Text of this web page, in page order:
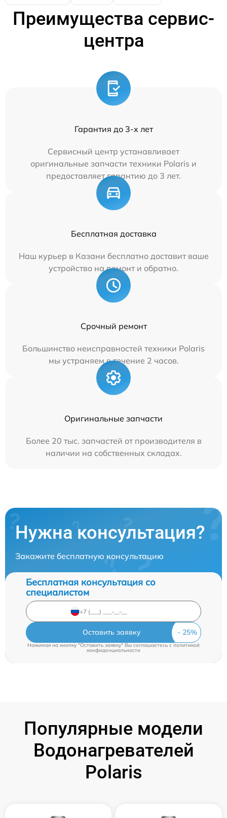
Преимущества сервис-
центра
Гарантия до 3-х лет
Сервисный центр устанавливает
оригинальные запчасти техники Polaris и
предоставляет гарантию до 3 лет.
Бесплатная доставка
Наш курьер в Казани бесплатно доставит ваше
устройство на ремонт и обратно.
Срочный ремонт
Большинство неисправностей техники Polaris
мы устраняем в течение 2 часов.
Оригинальные запчасти
Более 20 тыс. запчастей от производителя в
наличии на собственных складах.
Нужна консультация?
Закажите бесплатную консультацию
Бесплатная консультация со
специалистом
Оставить заявку
Нажимая на кнопку "Оставить заявку" Вы соглашаетесь cполитикой
конфиденциальности
Популярные модели
Водонагревателей
Polaris